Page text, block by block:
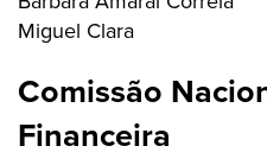
Miguel Clara
Comissão
Financeira